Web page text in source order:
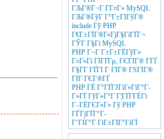
ГЉГ®Г¬Г Г­Г¤Г» MySQL
ГЉГ®ГўГ Г°Г±ГІГўГ®
include Гў PHP
Г€Г±ГЇГ®Г«ГјГ§ГіГҐГ¬
ГЎГ Г§Гі MySQL
PHP Г¬Г Г±Г±ГЁГўГ»
Г¤Г«Гї ГІГҐГµ, ГЄГІГ® Г­ГҐ
Г§Г­Г ГҐГІ Г·ГІГ® ГЅГІГ®
ГІГ ГЄГ®ГҐ
PHP ГЁ Г°ГҐГЈГіГ«ГїГ°Г­
Г»ГҐ ГўГ»Г°Г Г¦ГҐГ­ГЁГї
Г–ГЁГЄГ«Г» Гў PHP
ГЃГјГҐГ°Г­
Г‘ГІГ°Г ГіГ±ГІГ°ГіГЇ